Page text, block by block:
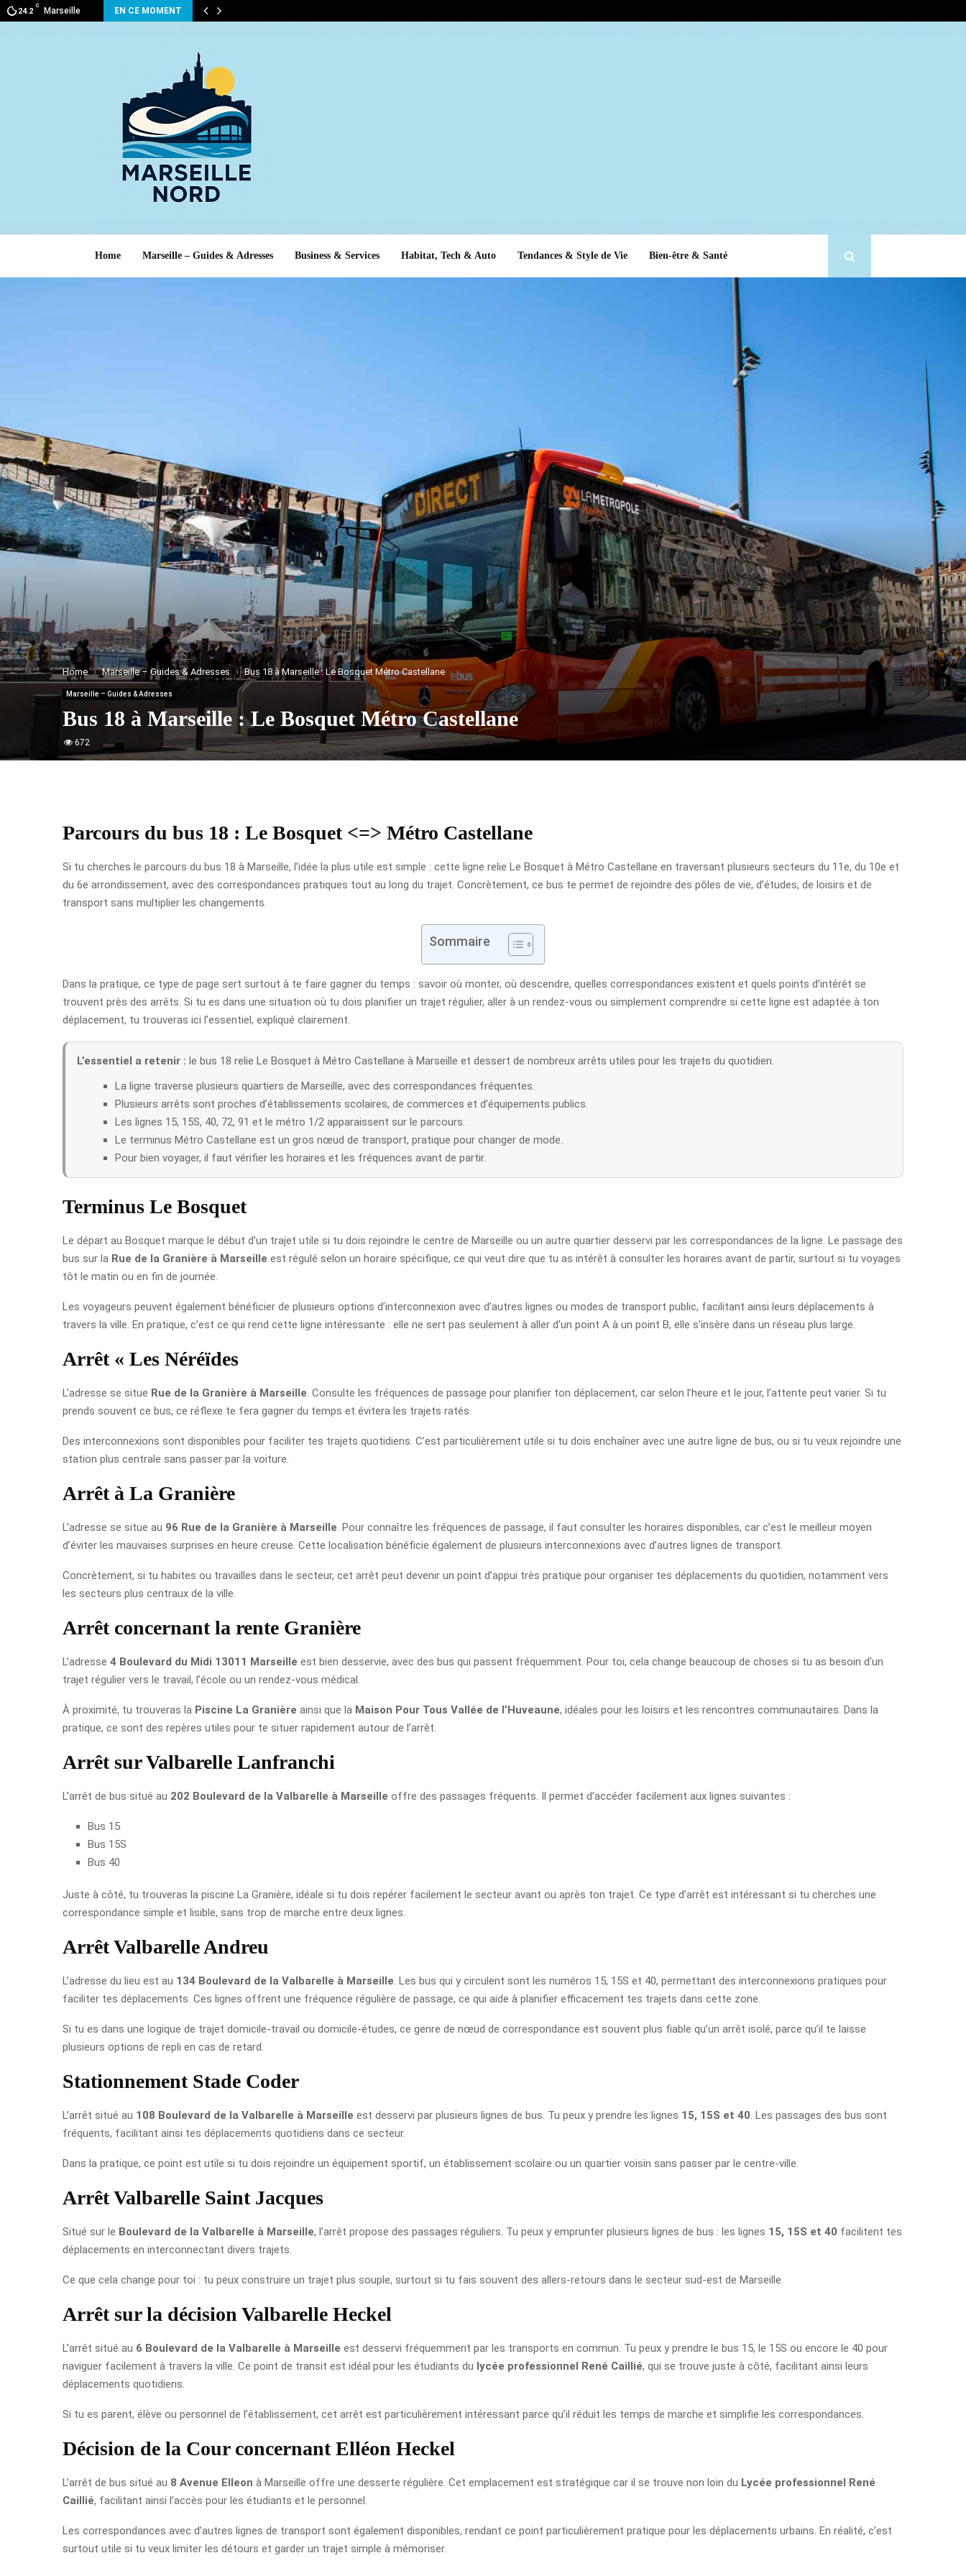
24.2
C
Marseille EN CE MOMENT
Home Marseille – Guides & Adresses Business & Services Habitat, Tech & Auto Tendances & Style de Vie Bien-être & Santé
Home Marseille – Guides & Adresses Bus 18 à Marseille : Le Bosquet Métro Castellane
Marseille – Guides & Adresses
Bus 18 à Marseille : Le Bosquet Métro Castellane
672
Parcours du bus 18 : Le Bosquet <=> Métro Castellane
Si tu cherches le parcours du bus 18 à Marseille, l’idée la plus utile est simple : cette ligne relie Le Bosquet à Métro Castellane en traversant plusieurs secteurs du 11e, du 10e et
du 6e arrondissement, avec des correspondances pratiques tout au long du trajet. Concrètement, ce bus te permet de rejoindre des pôles de vie, d’études, de loisirs et de
transport sans multiplier les changements.
Sommaire
Dans la pratique, ce type de page sert surtout à te faire gagner du temps : savoir où monter, où descendre, quelles correspondances existent et quels points d’intérêt se
trouvent près des arrêts. Si tu es dans une situation où tu dois planifier un trajet régulier, aller à un rendez-vous ou simplement comprendre si cette ligne est adaptée à ton
déplacement, tu trouveras ici l’essentiel, expliqué clairement.
L’essentiel a retenir : le bus 18 relie Le Bosquet à Métro Castellane à Marseille et dessert de nombreux arrêts utiles pour les trajets du quotidien.
La ligne traverse plusieurs quartiers de Marseille, avec des correspondances fréquentes.
Plusieurs arrêts sont proches d’établissements scolaires, de commerces et d’équipements publics.
Les lignes 15, 15S, 40, 72, 91 et le métro 1/2 apparaissent sur le parcours.
Le terminus Métro Castellane est un gros nœud de transport, pratique pour changer de mode.
Pour bien voyager, il faut vérifier les horaires et les fréquences avant de partir.
Terminus Le Bosquet
Le départ au Bosquet marque le début d’un trajet utile si tu dois rejoindre le centre de Marseille ou un autre quartier desservi par les correspondances de la ligne. Le passage des
bus sur la Rue de la Granière à Marseille est régulé selon un horaire spécifique, ce qui veut dire que tu as intérêt à consulter les horaires avant de partir, surtout si tu voyages
tôt le matin ou en fin de journée.
Les voyageurs peuvent également bénéficier de plusieurs options d’interconnexion avec d’autres lignes ou modes de transport public, facilitant ainsi leurs déplacements à
travers la ville. En pratique, c’est ce qui rend cette ligne intéressante : elle ne sert pas seulement à aller d’un point A à un point B, elle s’insère dans un réseau plus large.
Arrêt « Les Néréïdes
L’adresse se situe Rue de la Granière à Marseille . Consulte les fréquences de passage pour planifier ton déplacement, car selon l’heure et le jour, l’attente peut varier. Si tu
prends souvent ce bus, ce réflexe te fera gagner du temps et évitera les trajets ratés.
Des interconnexions sont disponibles pour faciliter tes trajets quotidiens. C’est particulièrement utile si tu dois enchaîner avec une autre ligne de bus, ou si tu veux rejoindre une
station plus centrale sans passer par la voiture.
Arrêt à La Granière
L’adresse se situe au 96 Rue de la Granière à Marseille . Pour connaître les fréquences de passage, il faut consulter les horaires disponibles, car c’est le meilleur moyen
d’éviter les mauvaises surprises en heure creuse. Cette localisation bénéficie également de plusieurs interconnexions avec d’autres lignes de transport.
Concrètement, si tu habites ou travailles dans le secteur, cet arrêt peut devenir un point d’appui très pratique pour organiser tes déplacements du quotidien, notamment vers
les secteurs plus centraux de la ville.
Arrêt concernant la rente Granière
L’adresse 4 Boulevard du Midi 13011 Marseille est bien desservie, avec des bus qui passent fréquemment. Pour toi, cela change beaucoup de choses si tu as besoin d’un
trajet régulier vers le travail, l’école ou un rendez-vous médical.
À proximité, tu trouveras la Piscine La Granière ainsi que la Maison Pour Tous Vallée de l’Huveaune, idéales pour les loisirs et les rencontres communautaires. Dans la
pratique, ce sont des repères utiles pour te situer rapidement autour de l’arrêt.
Arrêt sur Valbarelle Lanfranchi
L’arrêt de bus situé au 202 Boulevard de la Valbarelle à Marseille offre des passages fréquents. Il permet d’accéder facilement aux lignes suivantes :
Bus 15
Bus 15S
Bus 40
Juste à côté, tu trouveras la piscine La Granière, idéale si tu dois repérer facilement le secteur avant ou après ton trajet. Ce type d’arrêt est intéressant si tu cherches une
correspondance simple et lisible, sans trop de marche entre deux lignes.
Arrêt Valbarelle Andreu
L’adresse du lieu est au 134 Boulevard de la Valbarelle à Marseille . Les bus qui y circulent sont les numéros 15, 15S et 40, permettant des interconnexions pratiques pour
faciliter tes déplacements. Ces lignes offrent une fréquence régulière de passage, ce qui aide à planifier efficacement tes trajets dans cette zone.
Si tu es dans une logique de trajet domicile-travail ou domicile-études, ce genre de nœud de correspondance est souvent plus fiable qu’un arrêt isolé, parce qu’il te laisse
plusieurs options de repli en cas de retard.
Stationnement Stade Coder
L’arrêt situé au 108 Boulevard de la Valbarelle à Marseille est desservi par plusieurs lignes de bus. Tu peux y prendre les lignes 15, 15S et 40 . Les passages des bus sont
fréquents, facilitant ainsi tes déplacements quotidiens dans ce secteur.
Dans la pratique, ce point est utile si tu dois rejoindre un équipement sportif, un établissement scolaire ou un quartier voisin sans passer par le centre-ville.
Arrêt Valbarelle Saint Jacques
Situé sur le Boulevard de la Valbarelle à Marseille, l’arrêt propose des passages réguliers. Tu peux y emprunter plusieurs lignes de bus : les lignes 15, 15S et 40 facilitent tes
déplacements en interconnectant divers trajets.
Ce que cela change pour toi : tu peux construire un trajet plus souple, surtout si tu fais souvent des allers-retours dans le secteur sud-est de Marseille.
Arrêt sur la décision Valbarelle Heckel
L’arrêt situé au 6 Boulevard de la Valbarelle à Marseille est desservi fréquemment par les transports en commun. Tu peux y prendre le bus 15, le 15S ou encore le 40 pour
naviguer facilement à travers la ville. Ce point de transit est idéal pour les étudiants du lycée professionnel René Caillié, qui se trouve juste à côté, facilitant ainsi leurs
déplacements quotidiens.
Si tu es parent, élève ou personnel de l’établissement, cet arrêt est particulièrement intéressant parce qu’il réduit les temps de marche et simplifie les correspondances.
Décision de la Cour concernant Elléon Heckel
L’arrêt de bus situé au 8 Avenue Elleon à Marseille offre une desserte régulière. Cet emplacement est stratégique car il se trouve non loin du Lycée professionnel René
Caillié, facilitant ainsi l’accès pour les étudiants et le personnel.
Les correspondances avec d’autres lignes de transport sont également disponibles, rendant ce point particulièrement pratique pour les déplacements urbains. En réalité, c’est
surtout utile si tu veux limiter les détours et garder un trajet simple à mémoriser.